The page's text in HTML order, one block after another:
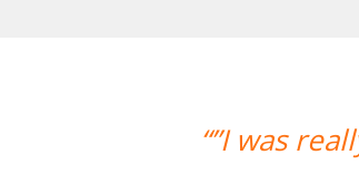
experience. Aline
progress with her. Thank